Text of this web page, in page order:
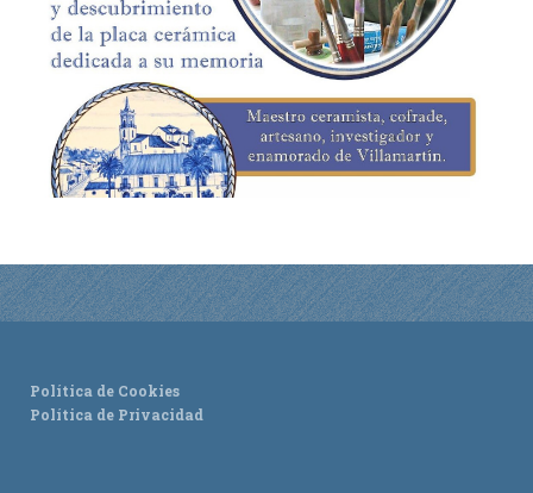
PUBLICACIONES
ACTUALIDAD
Noticias
Agenda
Política de Cookies
Política de Privacidad